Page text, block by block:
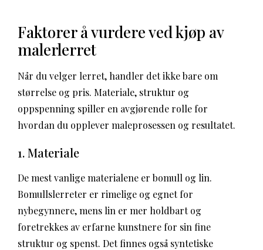
Faktorer å vurdere ved kjøp av
malerlerret
Når du velger lerret, handler det ikke bare om
størrelse og pris. Materiale, struktur og
oppspenning spiller en avgjørende rolle for
hvordan du opplever maleprosessen og resultatet.
1. Materiale
De mest vanlige materialene er bomull og lin.
Bomullslerreter er rimelige og egnet for
nybegynnere, mens lin er mer holdbart og
foretrekkes av erfarne kunstnere for sin fine
struktur og spenst. Det finnes også syntetiske